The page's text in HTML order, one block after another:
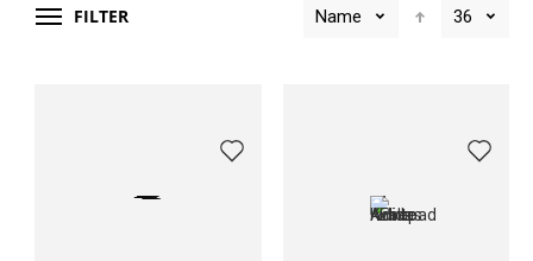
FILTER Name 36